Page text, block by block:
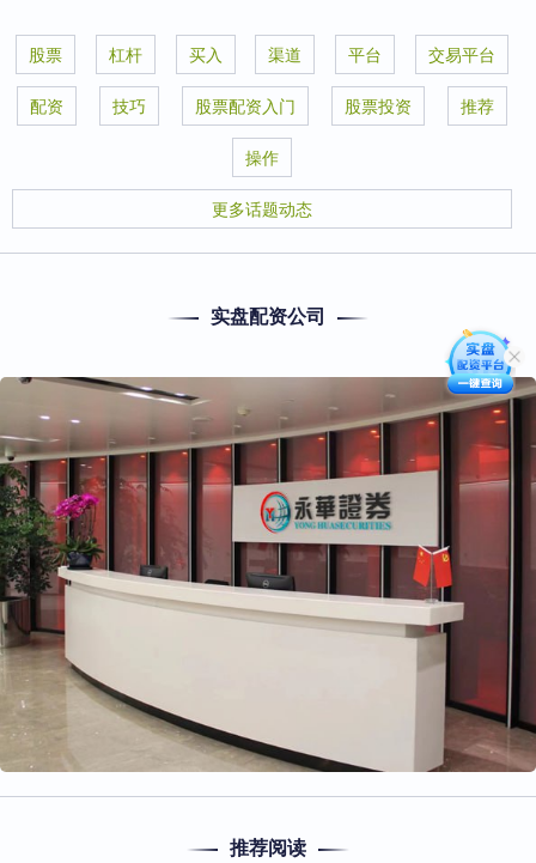
股票 杠杆 买入 渠道 平台 交易平台
配资 技巧 股票配资入门 股票投资 推荐
操作
更多话题动态
实盘配资公司
推荐阅读